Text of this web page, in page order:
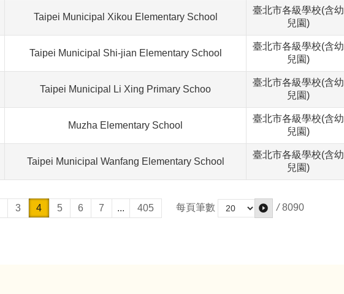
Taipei Municipal Xikou Elementary School
臺北市各級學校(含幼
兒園)
Taipei Municipal Shi-jian Elementary School
臺北市各級學校(含幼
兒園)
Taipei Municipal Li Xing Primary Schoo
臺北市各級學校(含幼
兒園)
Muzha Elementary School
臺北市各級學校(含幼
兒園)
Taipei Municipal Wanfang Elementary School
臺北市各級學校(含幼
兒園)
3 4 5 6 7 ... 405 每頁筆數 / 8090